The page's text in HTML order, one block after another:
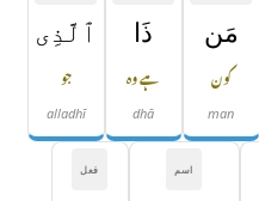
مَن
کون
man
ذَا
ہے وہ
dhā
ٱلَّذِى
جو
alladhī
اسم فعل